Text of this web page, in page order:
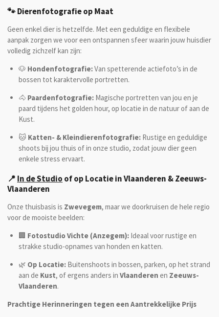
🐾 Dierenfotografie op Maat
Geen enkel dier is hetzelfde. Met een geduldige en flexibele
aanpak zorgen we voor een ontspannen sfeer waarin jouw huisdier
volledig zichzelf kan zijn:
🐶 Hondenfotografie:Van spetterende actiefoto’s in de
bossen tot karaktervolle portretten.
🐴 Paardenfotografie:Magische portretten van jou en je
paard tijdens het golden hour, op locatie in de natuur of aan de
Kust.
🐱 Katten- & Kleindierenfotografie:Rustige en geduldige
shoots bij jou thuis of in onze studio, zodat jouw dier geen
enkele stress ervaart.
📍 In de Studio of op Locatie in Vlaanderen & Zeeuws-
Vlaanderen
Onze thuisbasis is Zwevegem, maar we doorkruisen de hele regio
voor de mooiste beelden:
🏢 Fotostudio Vichte (Anzegem):Ideaal voor rustige en
strakke studio-opnames van honden en katten.
🌿 Op Locatie:Buitenshoots in bossen, parken, op het strand
aan de Kust, of ergens anders in Vlaanderen en Zeeuws-
Vlaanderen.
Prachtige Herinneringen tegen een Aantrekkelijke Prijs